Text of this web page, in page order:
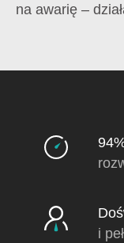
na awarię –
i